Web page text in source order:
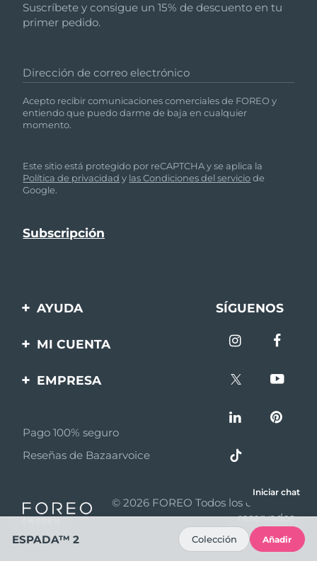
Suscríbete y consigue un 15% de descuento en tu
primer pedido.
Dirección de correo electrónico
Acepto recibir comunicaciones comerciales de FOREO y
entiendo que puedo darme de baja en cualquier
momento.
Este sitio está protegido por reCAPTCHA y se aplica la
Política de privacidad y las Condiciones del serviciode
Google.
AYUDA
Contáctanos
batería
SÍGUENOS
MI CUENTA
Registro de productos
EMPRESA
Afiliados
Noticias de afiliados
Asociados
Términos y condiciones
Pago 100% seguro
Reseñas de Bazaarvoice
© 2026 FOREO Todos los derechos
reservados
Iniciar chat
ESPADA™ 2 Colección Añadir